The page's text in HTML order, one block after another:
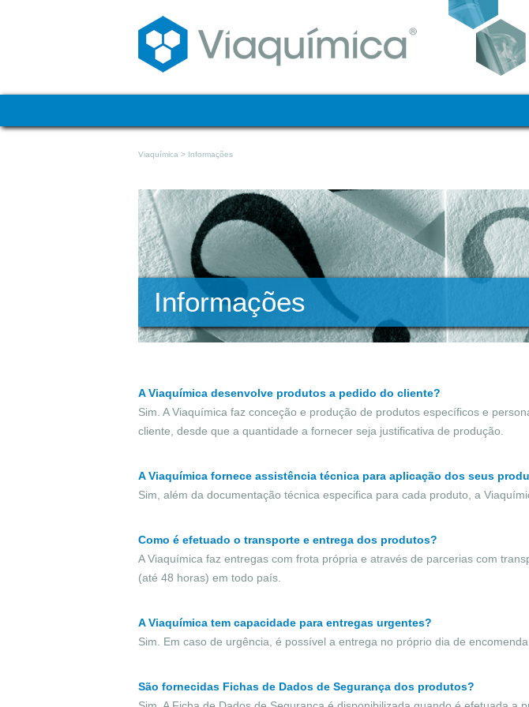
Viaquímica > Informações
Informações
A Viaquímica desenvolve produtos a pedido do cliente?
Sim. A Viaquímica faz conceção e produção de produtos específicos e
cliente, desde que a quantidade a fornecer seja justificativa de produção.
A Viaquímica fornece assistência técnica para aplicação dos seus
Sim, além da documentação técnica especifica para cada produto, a
Como é efetuado o transporte e entrega dos produtos?
A Viaquímica faz entregas com frota própria e através de parcerias com
(até 48 horas) em todo país.
A Viaquímica tem capacidade para entregas urgentes?
Sim. Em caso de urgência, é possível a entrega no próprio dia de
São fornecidas Fichas de Dados de Segurança dos produtos?